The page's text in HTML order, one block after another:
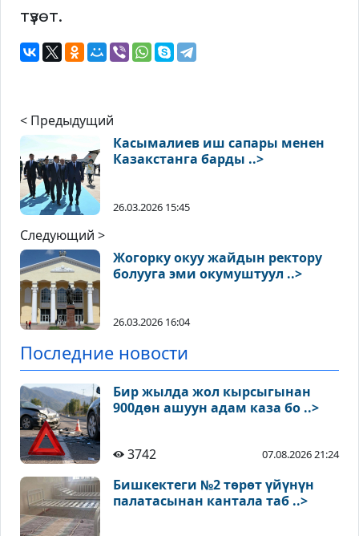
түзөт.
< Предыдущий
Касымалиев иш сапары менен
Казакстанга барды ..>
26.03.2026 15:45
Следующий >
Жогорку окуу жайдын ректору
болууга эми окумуштуул ..>
26.03.2026 16:04
Последние новости
Бир жылда жол кырсыгынан
900дөн ашуун адам каза бо ..>
3742 07.08.2026 21:24
Бишкектеги №2 төрөт үйүнүн
палатасынан кантала таб ..>